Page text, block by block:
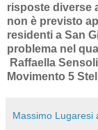
risposte diverse
non è previsto
residenti a San
problema nel
Raffaella
Movimento 5
Massimo Lugaresi